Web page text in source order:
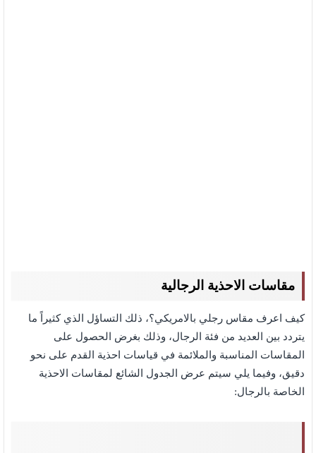
مقاسات الاحذية الرجالية
كيف اعرف مقاس رجلي بالامريكي؟، ذلك التساؤل الذي كثيراً ما
يتردد بين العديد من فئة الرجال، وذلك بغرض الحصول على
المقاسات المناسبة والملائمة في قياسات احذية القدم على نحو
دقيق، وفيما يلي سيتم عرض الجدول الشائع لمقاسات الاحذية
الخاصة بالرجال: